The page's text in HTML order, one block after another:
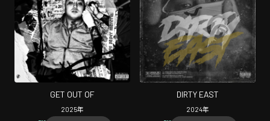
GET OUT OF
2025年
DIRTY EAST
2024年